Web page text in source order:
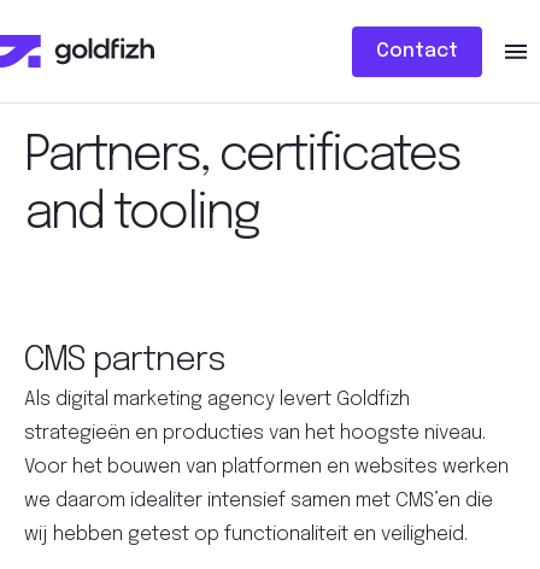
Contact
Partners, certificates
and tooling
CMS partners
Als digital marketing agency levert Goldfizh
strategieën en producties van het hoogste niveau.
Voor het bouwen van platformen en websites werken
we daarom idealiter intensief samen met CMS’en die
wij hebben getest op functionaliteit en veiligheid.